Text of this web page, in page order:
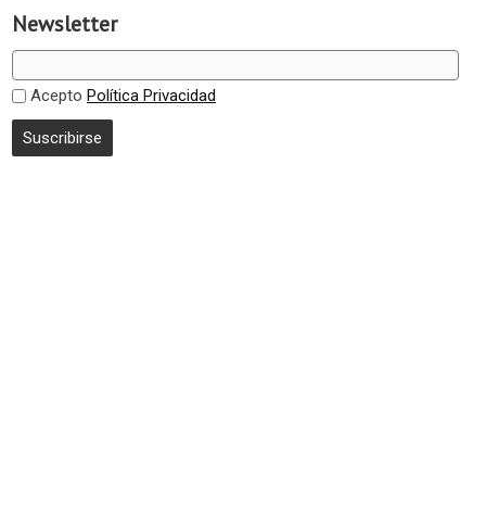
Newsletter
Acepto Política Privacidad